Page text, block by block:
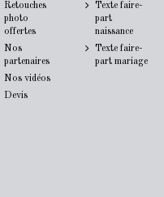
Retouches
photo
offertes
Nos
partenaires
Nos vidéos
Devis
Texte faire-
part
naissance
Texte faire-
part mariage